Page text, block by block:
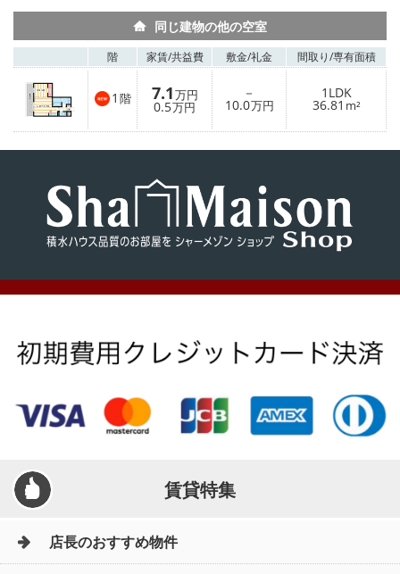
同じ建物の他の空室
階 家賃/共益費 敷金/礼金 間取り/専有面積
1 階 7.1万円
0.5万円
－
10.0万円
1LDK
36.81 m²
賃貸特集
店長のおすすめ物件